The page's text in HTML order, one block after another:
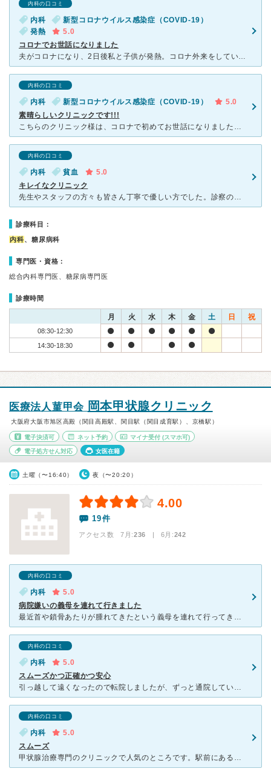
内科の口コミ
内科
新型コロナウイルス感染症（COVID-19）
発熱
5.0
コロナでお世話になりました
夫がコロナになり、2日後私と子供が発熱。コロナ外来をしていたこちらでお世話になりました。コロナ外来の予約がとれない時期だったので、先生、看護師さんとも大変な時期だったはずなのに、親身に対応してくださり
内科の口コミ
内科 新型コロナウイルス感染症（COVID-19）
5.0
素晴らしいクリニックです!!!
こちらのクリニック様は、コロナで初めてお世話になりました。抗原検査はとても恐怖でした。残念な結果でした。山本医師は心配そうに『残念な結果でしたけど仕方ないですね。お薬を出しておきます。１日おきに電話し
内科の口コミ
内科 貧血
5.0
キレイなクリニック
先生やスタッフの方々も皆さん丁寧で優しい方でした。診察の際には先生が親切にわかりやすく説明して下さり安心できました。 貧血気味なのかこの頃、頭がふらふらフワフワするので受診しました。採血も美人の看護
診療科目：
内科、糖尿病科
専門医・資格：
総合内科専門医、糖尿病専門医
診療時間
月 火 水 木 金 土 日 祝
08:30-12:30
14:30-18:30
医療法人菫甲会 岡本甲状腺クリニック
大阪府大阪市旭区高殿（関目高殿駅、関目駅（関目成育駅）、京橋駅）
電子決済可 ネット予約 マイナ受付 (スマホ可)
電子処方せん対応 女医在籍
土曜（〜16:40） 夜（〜20:20）
4.00
19件
アクセス数 7月:236 | 6月:242
内科の口コミ
内科
5.0
病院嫌いの義母を連れて行きました
最近首や鎖骨あたりが腫れてきたという義母を連れて行ってきました。初診からネット経由で予約できるので非常に便利ですね。 初めてだったので今日はどのような流れになるのか、どの部分は付き添いも入れるのかな
内科の口コミ
内科
5.0
スムーズかつ正確かつ安心
引っ越して遠くなったので転院しましたが、ずっと通院していました。 毎回すぐに血液検査してもらえて、あとは院内のモニターで番号が呼び出されるまで待つだけなので、とても楽チンです。 その日のうちに数値
内科の口コミ
内科
5.0
スムーズ
甲状腺治療専門のクリニックで人気のところです。駅前にあるので行きやすい場所にあります。 また、来院前にインターネットから予約ができるので便利です。今回予約をしましたが少し待ちました。しかし待合のボー